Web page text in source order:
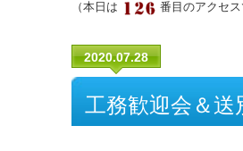
（本日は 番目のアクセ
2020.07.28
工務歓迎会＆